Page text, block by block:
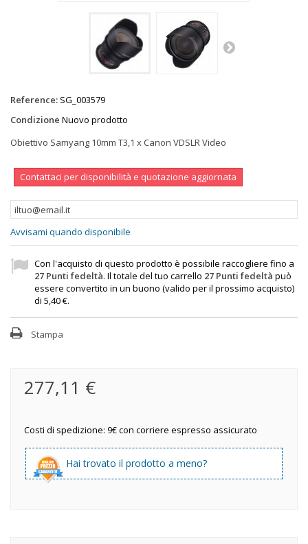
Reference: SG_003579
Condizione Nuovo prodotto
Obiettivo Samyang 10mm T3,1 x Canon VDSLR Video
Contattaci per disponibilità e quotazione aggiornata
Avvisami quando disponibile
Con l'acquisto di questo prodotto è possibile raccogliere fino a
27 Punti fedeltà. Il totale del tuo carrello 27 Punti fedeltà può
essere convertito in un buono (valido per il prossimo acquisto)
di 5,40 €.
Stampa
277,11 €
Costi di spedizione: 9€ con corriere espresso assicurato
Hai trovato il prodotto a meno?